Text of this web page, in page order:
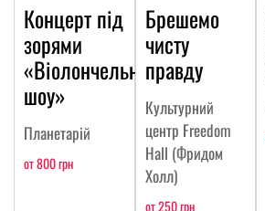
Концерт під
зорями
«Віолончельне
шоу»
Планетарій
от 800 грн
Брешемо
чисту
правду
Культурний
центр Freedom
Hall (Фридом
Холл)
от 250 грн